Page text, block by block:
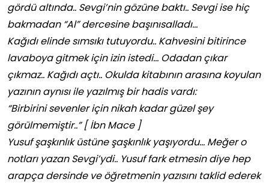
gördü altında.. Sevgi’nin gözüne baktı.. Sevgi ise hiç
bakmadan “Al” dercesine başınısalladı…
Kağıdı elinde sımsıkı tutuyordu.. Kahvesini bitirince
lavaboya gitmek için izin istedi… Odadan çıkar
çıkmaz.. Kağıdı açtı.. Okulda kitabının arasına koyulan
yazının aynısı ile yazılmış bir hadis vardı:
“Birbirini sevenler için nikah kadar güzel şey
görülmemiştir..” [ İbn Mace ]
Yusuf şaşkınlık üstüne şaşkınlık yaşıyordu… Meğer o
notları yazan Sevgi’ydi.. Yusuf fark etmesin diye hep
arapça dersinde ve öğretmenin yazısını taklid ederek